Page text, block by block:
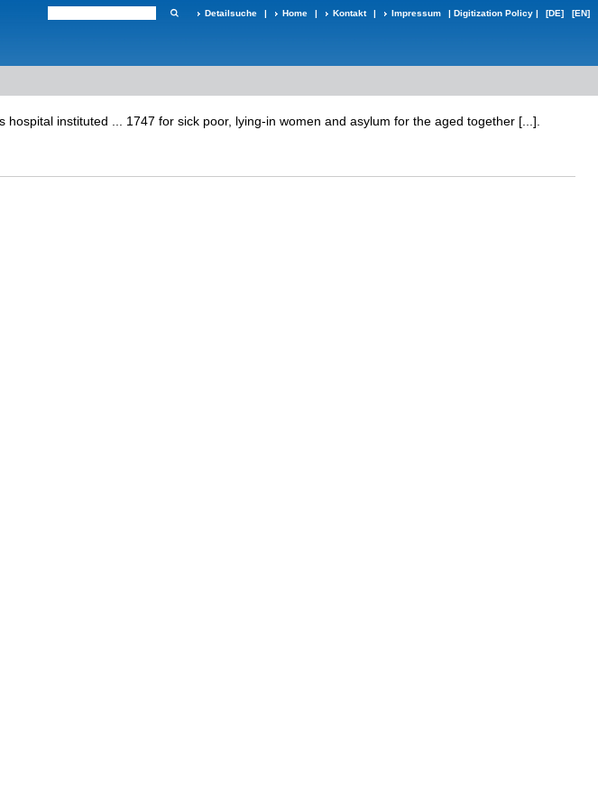
Detailsuche | Home | Kontakt | Impressum | Digitization Policy | [DE] [EN]
instituted ... 1747 for sick poor, lying-in women and asylum for the aged together [...].